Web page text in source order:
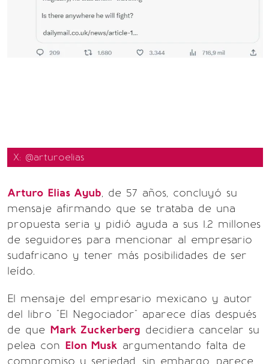
X: @arturoelias
Arturo Elias Ayub, de 57 años, concluyó su
mensaje afirmando que se trataba de una
propuesta seria y pidió ayuda a sus 1.2 millones
de seguidores para mencionar al empresario
sudafricano y tener más posibilidades de ser
leído.
El mensaje del empresario mexicano y autor
del libro "El Negociador" aparece días después
de que Mark Zuckerberg decidiera cancelar su
pelea con Elon Musk argumentando falta de
compromiso y seriedad, sin embargo, parece